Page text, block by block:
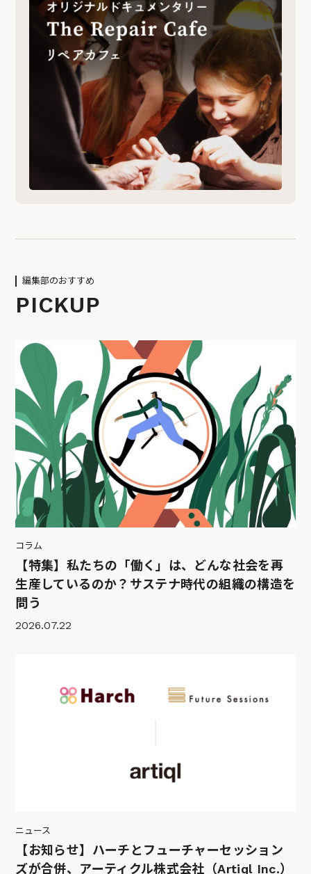
編集部のおすすめ
PICKUP
コラム
【特集】私たちの「働く」は、どんな社会を再
生産しているのか？サステナ時代の組織の構造を
問う
2026.07.22
ニュース
【お知らせ】ハーチとフューチャーセッション
ズが合併、アーティクル株式会社（Artiql Inc.）